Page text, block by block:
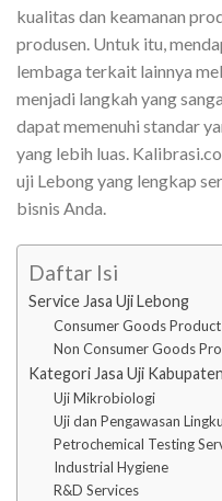
kualitas dan keamanan
produsen. Untuk itu,
lembaga terkait lainnya
menjadi langkah yang
dapat memenuhi standar
yang lebih luas.
uji Lebong yang lengkap
bisnis Anda.
Daftar Isi
Service Jasa Uji Lebong
Consumer Goods
Non Consumer Goods
Kategori Jasa Uji
Uji Mikrobiologi
Uji dan Pengawasan
Petrochemical Testing
Industrial Hygiene
R&D Services